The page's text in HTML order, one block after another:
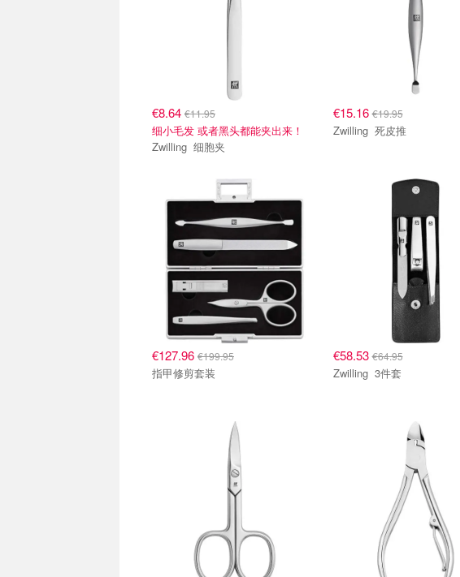
€8.64 €11.95
细小毛发 或者黑头都能夹出来！
Zwilling 细胞夹
€15.16€19.95
Zwilling 死皮推
€127.96 €199.95
指甲修剪套装
€58.53€64.95
Zwilling 3件套